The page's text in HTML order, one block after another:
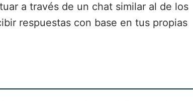
a través de un chat similar al de los
respuestas con base en tus propias